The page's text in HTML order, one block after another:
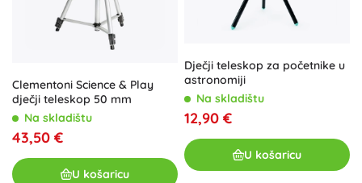
Clementoni Science & Play
dječji teleskop 50 mm
Na skladištu
43,50 €
U košaricu
Dječji teleskop za početnike u
astronomiji
Na skladištu
12,90 €
U košaricu